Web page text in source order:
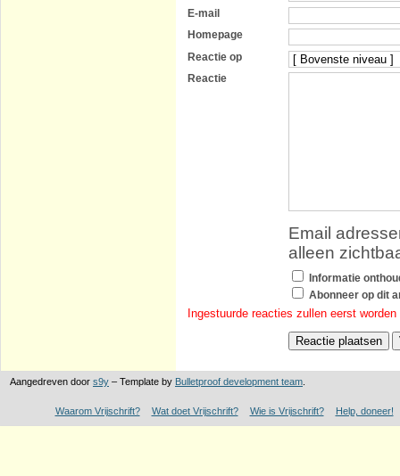
E-mail
Homepage
Reactie op
Reactie
Email
alleen
Informatie
Abonneer op dit
Ingestuurde reacties zullen eerst
Aangedreven door s9y – Template by Bulletproof development team
Waarom Vrijschrift? Wat doet Vrijschrift? Wie is Vrijschrift? Help, doneer!